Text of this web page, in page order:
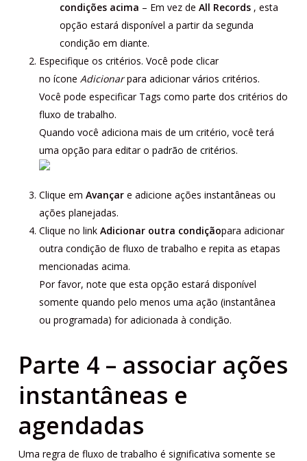
condições acima – Em vez de All Records, esta
opção estará disponível a partir da segunda
condição em diante.
Especifique os critérios. Você pode clicar
no ícone Adicionarpara adicionar vários critérios.
Você pode especificar Tags como parte dos critérios do
fluxo de trabalho.
Quando você adiciona mais de um critério, você terá
uma opção para editar o padrão de critérios.
Clique em Avançare adicione ações instantâneas ou
ações planejadas.
Clique no link Adicionar outra condiçãopara adicionar
outra condição de fluxo de trabalho e repita as etapas
mencionadas acima.
Por favor, note que esta opção estará disponível
somente quando pelo menos uma ação (instantânea
ou programada) for adicionada à condição.
Parte 4 – associar ações
instantâneas e
agendadas
Uma regra de fluxo de trabalho é significativa somente se